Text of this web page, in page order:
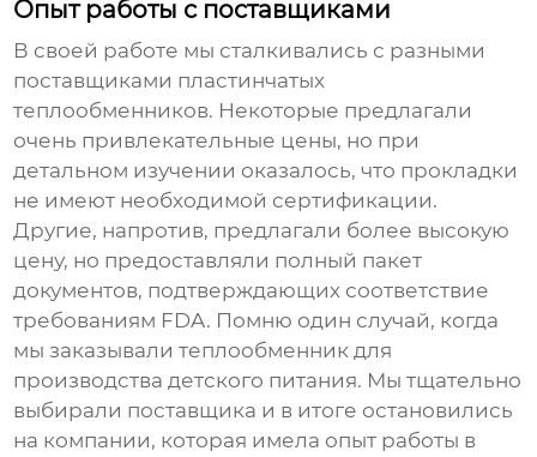
Опыт работы с поставщиками
В своей работе мы сталкивались с разными
поставщиками пластинчатых
теплообменников. Некоторые предлагали
очень привлекательные цены, но при
детальном изучении оказалось, что прокладки
не имеют необходимой сертификации.
Другие, напротив, предлагали более высокую
цену, но предоставляли полный пакет
документов, подтверждающих соответствие
требованиям FDA. Помню один случай, когда
мы заказывали теплообменник для
производства детского питания. Мы тщательно
выбирали поставщика и в итоге остановились
на компании, которая имела опыт работы в